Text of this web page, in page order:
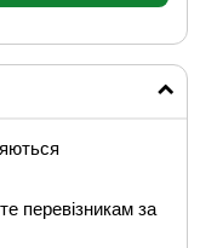
перевізникам за